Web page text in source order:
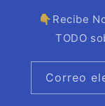
👇Recibe
TODO
Correo